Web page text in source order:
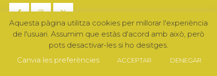
Aquesta pàgina utilitza cookies per millorar l'experiència
de l'usuari. Assumim que estàs d'acord amb això, però
pots desactivar-les si ho desitges.
Canvia les preferències
ACCEPTAR DENEGAR